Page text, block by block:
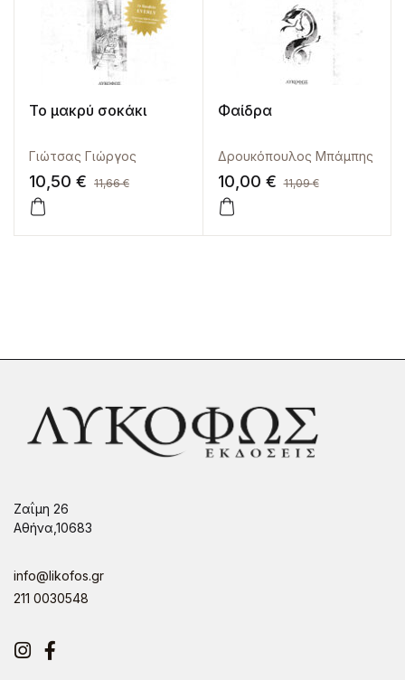
Το μακρύ σοκάκι
Γιώτσας Γιώργος
10,50 € 11,66€
Φαίδρα
Δρουκόπουλος Μπάμπης
10,00 € 11,09€
Ζαΐμη 26
Αθήνα,10683
info@likofos.gr
211 0030548
Instagram
Facebook